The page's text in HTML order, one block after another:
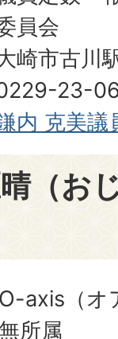
員会
崎市古川
23-
内 克美議
（お
O-axis（オ
所属